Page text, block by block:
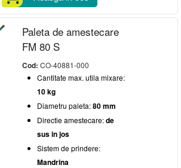
Paleta de amestecare
FM 80 S
Cod:CO-40881-000
Cantitate max. utila mixare:
10 kg
Diametru paleta:80 mm
Directie amestecare:de
sus in jos
Sistem de prindere:
Mandrina